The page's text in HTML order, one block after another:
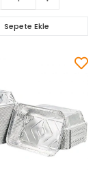
Sepete Ekle